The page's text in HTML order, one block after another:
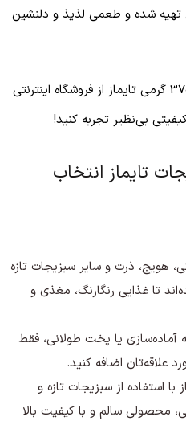
تهیه شده و طعمی لذیذ و دلنشین
با خرید کنسرو مخلوط سبزیجات 370 گرمی تایماز از فروشگاه اینترنتی
بی‌نظیر تجربه کنید!
تایماز انتخاب
هویج، ذرت و سایر سبزیجات تازه
تا غذایی رنگارنگ، مغذی و
آماده‌سازی یا پخت طولانی، فقط
علاقه‌تان اضافه کنید.
با استفاده از سبزیجات تازه و
محصولی سالم و با کیفیت بالا